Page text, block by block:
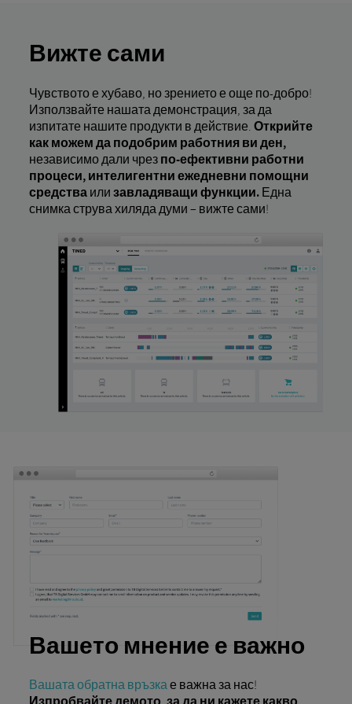
Вижте сами
Чувството е хубаво, но зрението е още по-добро!
Използвайте нашата демонстрация, за да
изпитате нашите продукти в действие. Открийте
как можем да подобрим работния ви ден,
независимо дали чрез по-ефективни работни
процеси, интелигентни ежедневни помощни
средстваили завладяващи функции.Една
снимка струва хиляда думи – вижте сами!
Вашето мнение е важно
Вашата обратна връзкае важна за нас!